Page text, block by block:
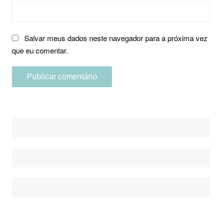
Salvar meus dados neste navegador para a próxima vez
que eu comentar.